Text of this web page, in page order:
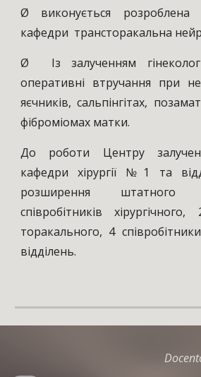
Ø виконується розроблена
кафедри трансторакальна
Ø Із залученням
оперативні втручання при
яєчників, сальпінгітах,
фіброміомах матки.
До роботи Центру залучені
кафедри хірургії №1 та
розширення штатного
співробітників
торакального, 4
відділень.